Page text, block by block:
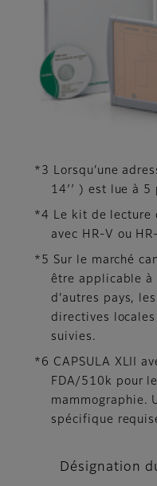
*3 Lorsqu’une
14′′ ) est lue à
*4 Le kit de lecture
avec HR-V ou
*5 Sur le marché
être applicable à
d’autres pays,
directives
suivies.
*6 CAPSULA XLII
FDA/510k pour
mammographie.
spécifique
Désignation